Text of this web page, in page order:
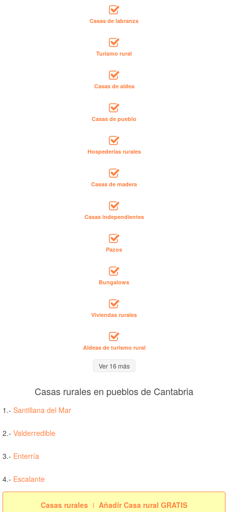
Casas de labranza
Turismo rural
Casas de aldea
Casas de pueblo
Hospederías rurales
Casas de madera
Casas independientes
Pazos
Bungalows
Viviendas rurales
Aldeas de turismo rural
Ver 16 más
Casas rurales en pueblos de Cantabria
1.- Santillana del Mar
2.- Valderredible
3.- Enterría
4.- Escalante
Casas rurales
Añadir Casa rural GRATIS